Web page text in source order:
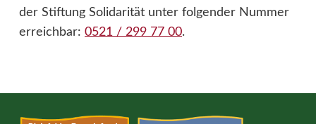
der Stiftung Solidarität unter folgender Nummer
erreichbar: 0521 / 299 77 00.